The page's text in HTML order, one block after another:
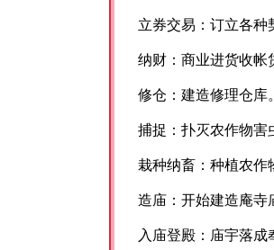
立券交易：订立各种
纳财：商业进货收帐
修仓：建造修理仓库
捕捉：扑灭农作物害
栽种纳畜：种植农作
造庙：开始建造庵寺
入庙登殿：庙宇落成